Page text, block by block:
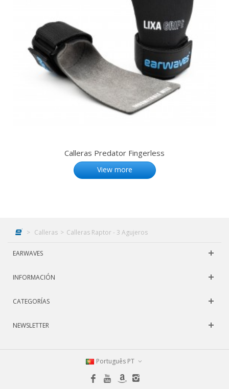
Calleras Predator Fingerless
View more
> Calleras > Calleras Raptor - 3 Agujeros
EARWAVES
INFORMACIÓN
CATEGORÍAS
NEWSLETTER
Português PT